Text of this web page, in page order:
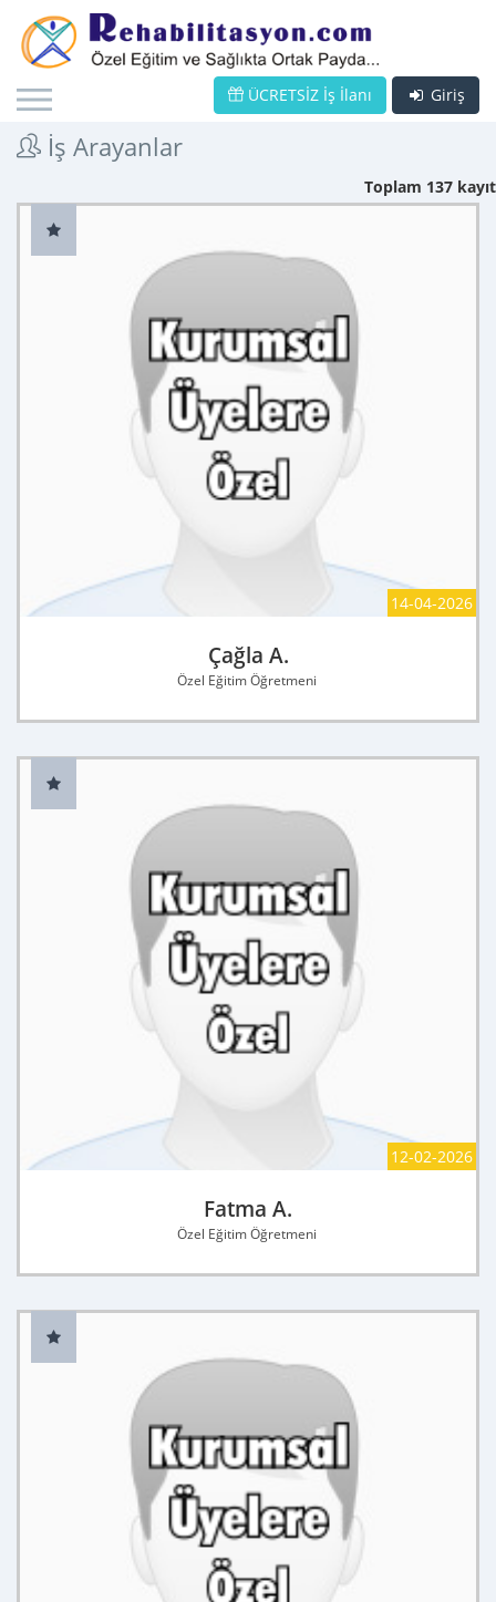
Giriş
ÜCRETSİZ İş İlanı
İş Arayanlar
Toplam 137 kayıt
14-04-2026
Çağla A.
Özel Eğitim Öğretmeni
12-02-2026
Fatma A.
Özel Eğitim Öğretmeni